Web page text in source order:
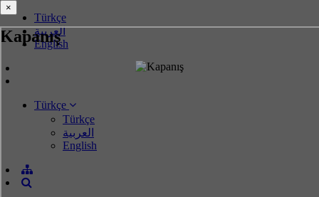
Kapanış
Türkçe
العربية
English
Türkçe
Türkçe
العربية
English
×